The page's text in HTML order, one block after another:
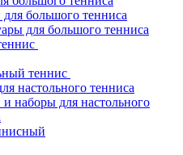
для большого тенниса
для большого тенниса
теннис
настольного тенниса
и наборы для настольного